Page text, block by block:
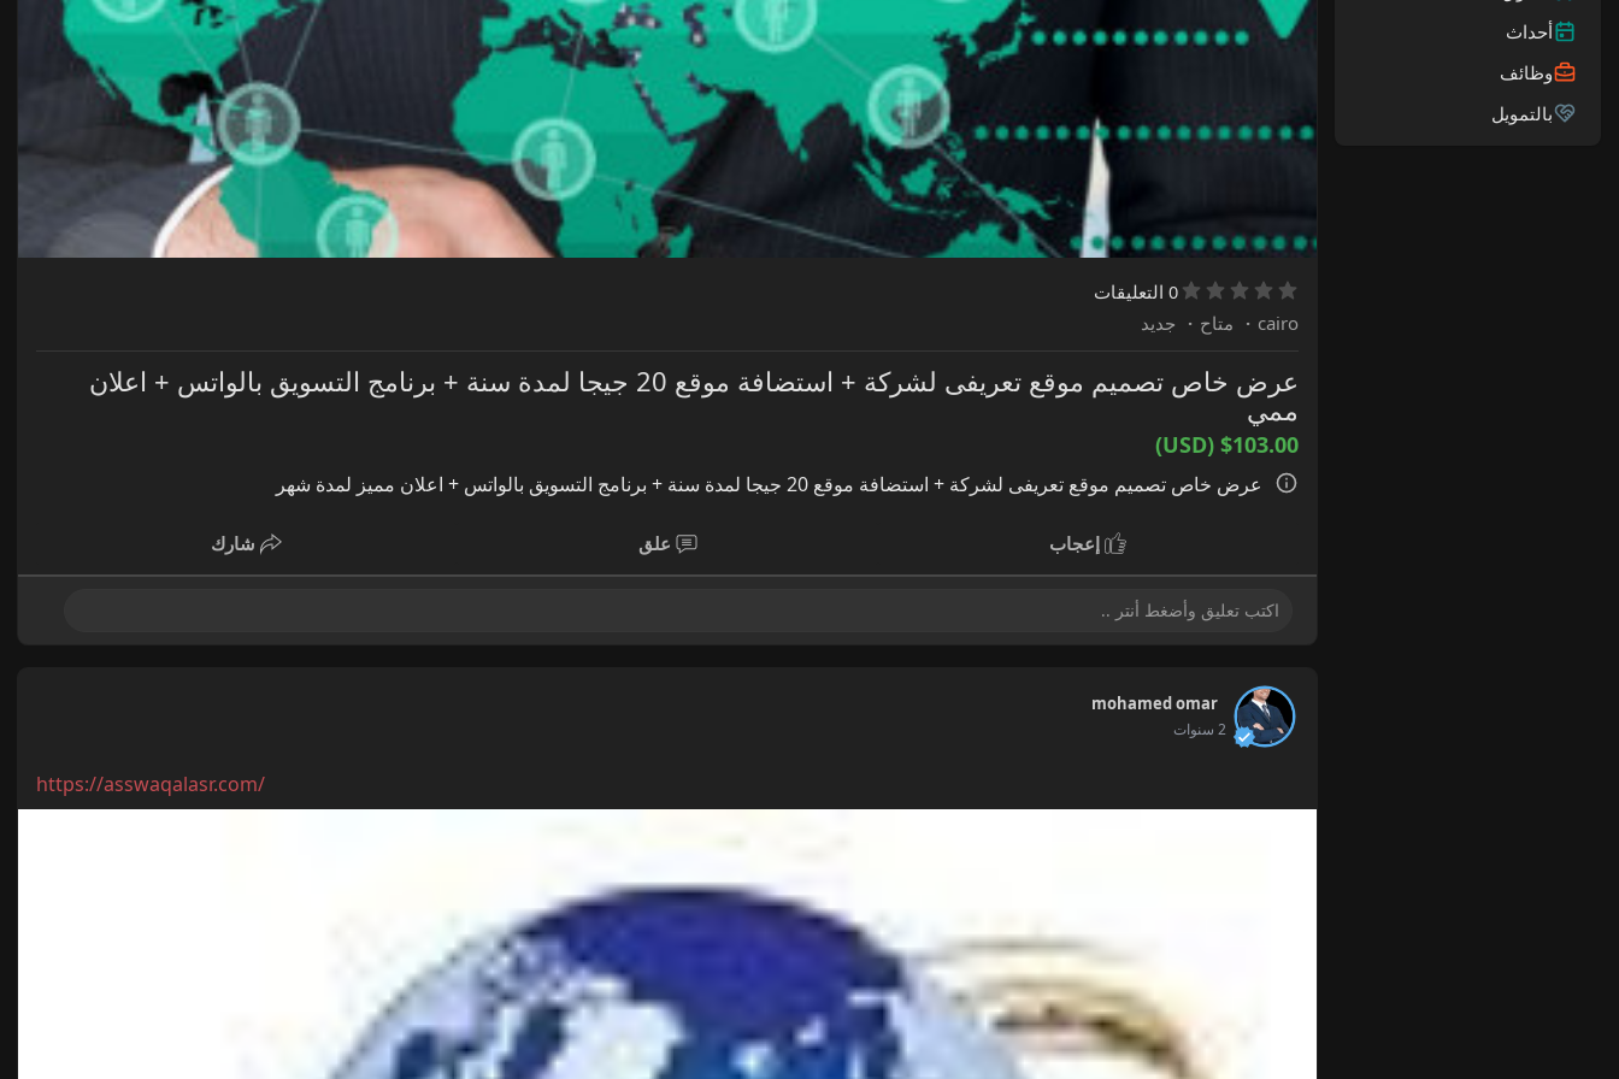
أحداث
وظائف
بالتمويل
0 التعليقات
cairo
· متاح · جديد
عرض خاص تصميم موقع تعريفى لشركة + استضافة موقع 20 جيجا لمدة سنة + برنامج التسويق بالواتس + اعلان
ممي
$103.00 (USD)
عرض خاص تصميم موقع تعريفى لشركة + استضافة موقع 20 جيجا لمدة سنة + برنامج التسويق بالواتس + اعلان مميز لمدة شهر
إعجاب علق شارك
mohamed omar
2 سنوات
https://asswaqalasr.com/